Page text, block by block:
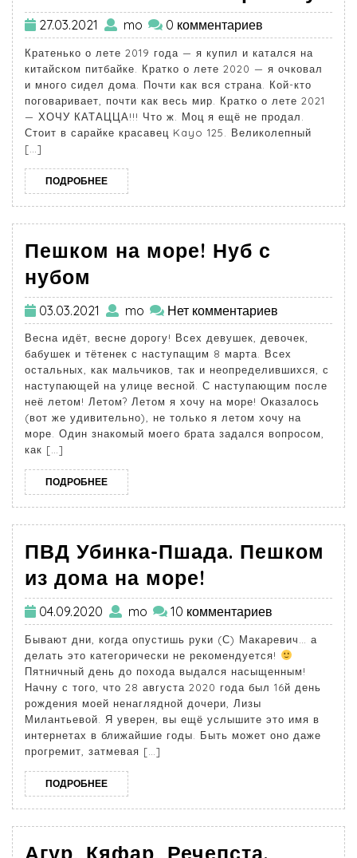
27.03.2021 mo 0 комментариев
Кратенько о лете 2019 года — я купил и катался на
китайском питбайке. Кратко о лете 2020 — я очковал
и много сидел дома. Почти как вся страна. Кой-кто
поговаривает, почти как весь мир. Кратко о лете 2021
— ХОЧУ КАТАЦЦА!!! Что ж. Моц я ещё не продал.
Стоит в сарайке красавец Kayo 125. Великолепный
[…]
ПОДРОБНЕЕ
Пешком на море! Нуб с
нубом
03.03.2021 mo Нет комментариев
Весна идёт, весне дорогу! Всех девушек, девочек,
бабушек и тётенек с наступащим 8 марта. Всех
остальных, как мальчиков, так и неопределившихся, с
наступающей на улице весной. С наступающим после
неё летом! Летом? Летом я хочу на море! Оказалось
(вот же удивительно), не только я летом хочу на
море. Один знакомый моего брата задался вопросом,
как […]
ПОДРОБНЕЕ
ПВД Убинка-Пшада. Пешком
из дома на море!
04.09.2020 mo 10 комментариев
Бывают дни, когда опустишь руки (С) Макаревич… а
делать это категорически не рекомендуется!
Пятничный день до похода выдался насыщенным!
Начну с того, что 28 августа 2020 года был 16й день
рождения моей ненаглядной дочери, Лизы
Милантьевой. Я уверен, вы ещё услышите это имя в
интернетах в ближайшие годы. Быть может оно даже
прогремит, затмевая […]
ПОДРОБНЕЕ
Агур, Кяфар, Речепста.